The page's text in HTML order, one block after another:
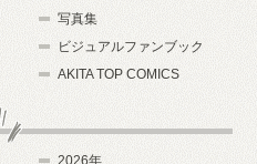
写真集
ビジュアルファンブック
AKITA TOP COMICS
2026年